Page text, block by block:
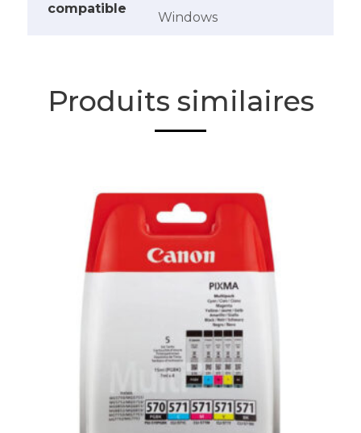
compatible
Windows
Produits similaires